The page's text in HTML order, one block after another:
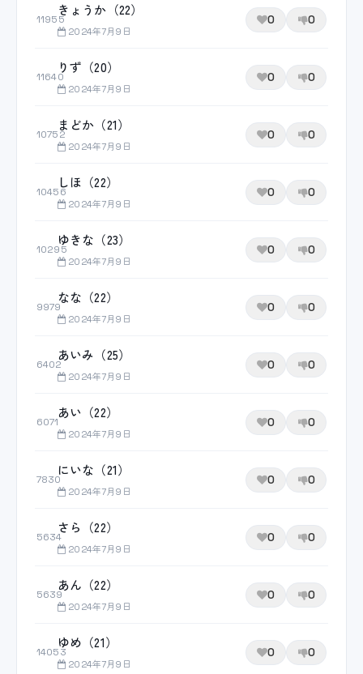
11955
きょうか（22）
2024年7月9日
0 0
11640
りず（20）
2024年7月9日
0 0
10752
まどか（21）
2024年7月9日
0 0
10456
しほ（22）
2024年7月9日
0 0
10295
ゆきな（23）
2024年7月9日
0 0
9979
なな（22）
2024年7月9日
0 0
6402
あいみ（25）
2024年7月9日
0 0
6071
あい（22）
2024年7月9日
0 0
7830
にいな（21）
2024年7月9日
0 0
5634
さら（22）
2024年7月9日
0 0
5639
あん（22）
2024年7月9日
0 0
14053
ゆめ（21）
2024年7月9日
0 0